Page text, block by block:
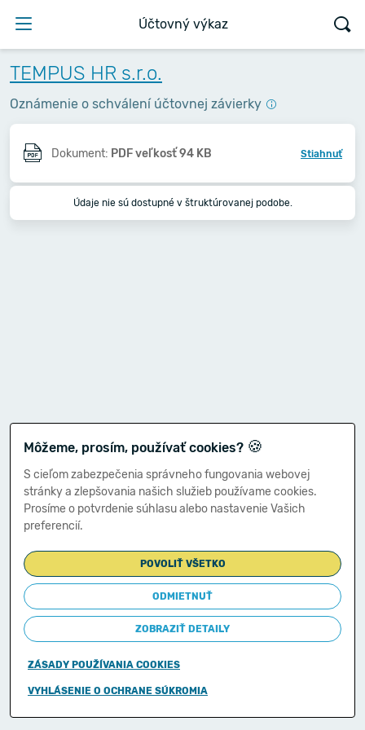
Účtovný výkaz
TEMPUS HR s.r.o.
Oznámenie o schválení účtovnej závierky
Dokument: PDF veľkosť 94 KB Stiahnuť
Údaje nie sú dostupné v štruktúrovanej podobe.
Môžeme, prosím, používať cookies? 🍪
S cieľom zabezpečenia správneho fungovania webovej
stránky a zlepšovania našich služieb používame cookies.
Prosíme o potvrdenie súhlasu alebo nastavenie Vašich
preferencií.
POVOLIŤ VŠETKO
ODMIETNUŤ
ZOBRAZIŤ DETAILY
ZÁSADY POUŽÍVANIA COOKIES
VYHLÁSENIE O OCHRANE SÚKROMIA
Copyright © 2011-2026